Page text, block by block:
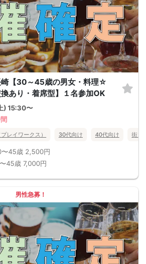
崎【30～45歳の男女・料理☆
あり・着席型】１名参加OK
) 15:30〜
レイワークス） 30代向け 40代向け 街コ
〜45歳 2,500円
45歳 7,000円
男性急募！